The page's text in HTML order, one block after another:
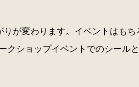
が変わります。イベントはもち
クショップイベントでのシール